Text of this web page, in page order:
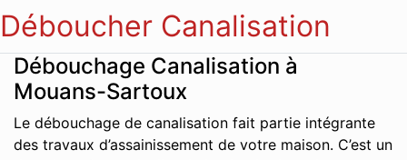
Déboucher Canalisation
Débouchage Canalisation à
Mouans-Sartoux
Le débouchage de canalisation fait partie intégrante
des travaux d’assainissement de votre maison. C’est un